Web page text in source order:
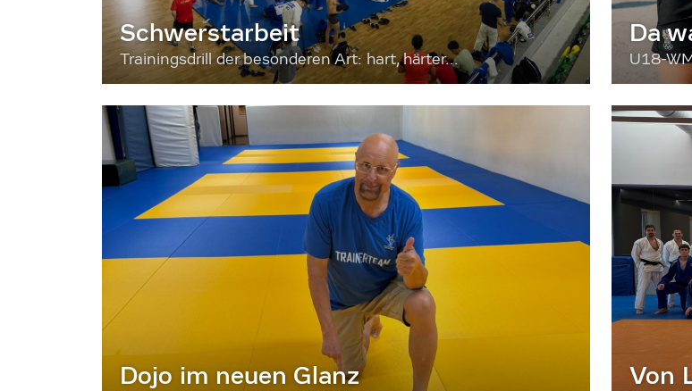
Schwerstarbeit
Trainingsdrill der besonderen Art: hart, härter...
Da
U18-
Dojo im neuen Glanz Von